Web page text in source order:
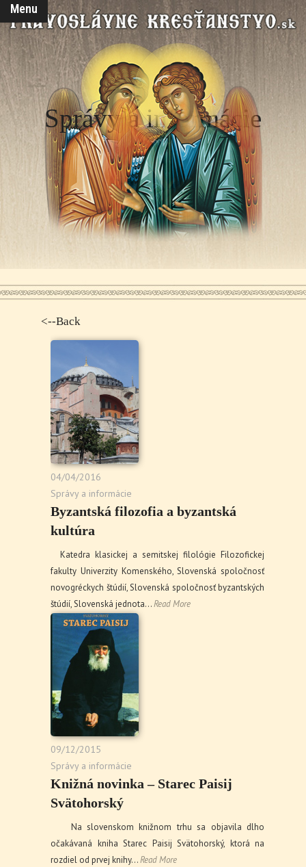
Menu
Správy a informácie
<--Back
04/04/2016
Správy a informácie
Byzantská filozofia a byzantská
kultúra
Katedra klasickej a semitskej filológie Filozofickej
fakulty Univerzity Komenského, Slovenská spoločnosť
novogréckych štúdií, Slovenská spoločnosť byzantských
štúdií, Slovenská jednota…Read More
09/12/2015
Správy a informácie
Knižná novinka – Starec Paisij
Svätohorský
Na slovenskom knižnom trhu sa objavila dlho
očakávaná kniha Starec Paisij Svätohorský, ktorá na
rozdiel od prvej knihy…Read More